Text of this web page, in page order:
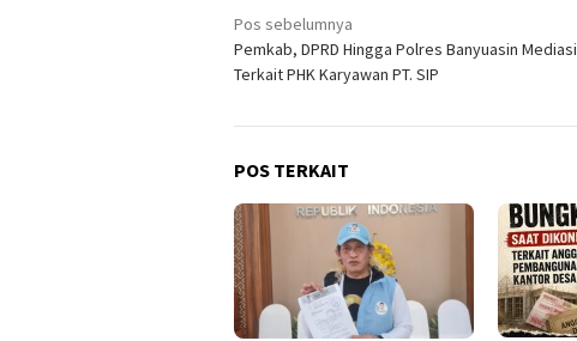
Navigasi
pos
Pos sebelumnya
Pemkab, DPRD Hingga Polres Banyuasin Mediasi
Terkait PHK Karyawan PT. SIP
POS TERKAIT